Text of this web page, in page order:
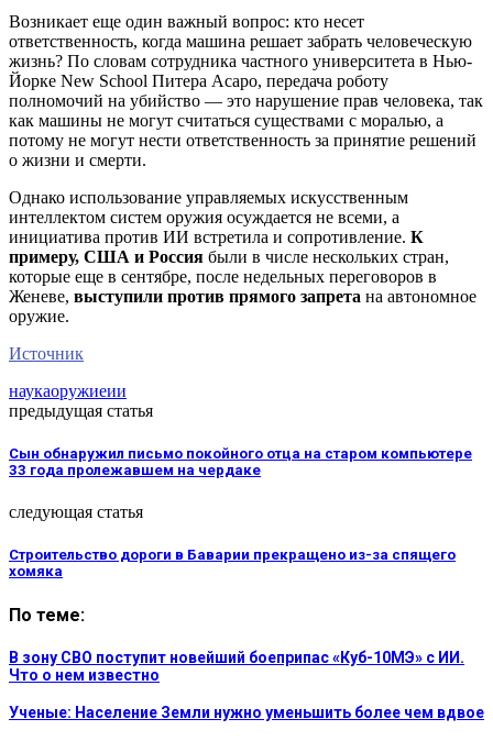
Возникает еще один важный вопрос: кто несет
ответственность, когда машина решает забрать человеческую
жизнь? По словам сотрудника частного университета в Нью-
Йорке New School Питера Асаро, передача роботу
полномочий на убийство — это нарушение прав человека, так
как машины не могут считаться существами с моралью, а
потому не могут нести ответственность за принятие решений
о жизни и смерти.
Однако использование управляемых искусственным
интеллектом систем оружия осуждается не всеми, а
инициатива против ИИ встретила и сопротивление. К
примеру, США и Россия были в числе нескольких стран,
которые еще в сентябре, после недельных переговоров в
Женеве, выступили против прямого запрета на автономное
оружие.
Источник
наукаоружиеии
предыдущая статья
Сын обнаружил письмо покойного отца на старом компьютере
33 года пролежавшем на чердаке
следующая статья
Строительство дороги в Баварии прекращено из-за спящего
хомяка
По теме:
В зону СВО поступит новейший боеприпас «Куб-10МЭ» с ИИ.
Что о нем известно
Ученые: Население Земли нужно уменьшить более чем вдвое